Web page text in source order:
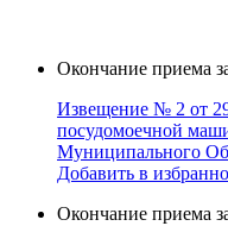
Окончание приема
Извещение № 2 от
поcудoмоечной
Муниципального
Добавить в
Окончание приема